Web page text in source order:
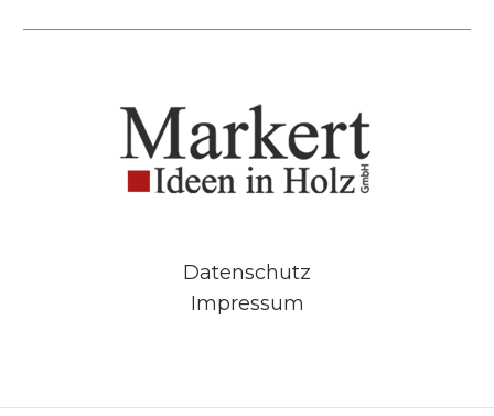
Datenschutz
Impressum